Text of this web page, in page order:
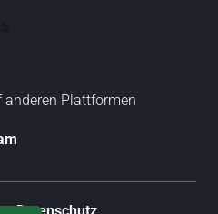
anderen Plattformen
Datenschutz